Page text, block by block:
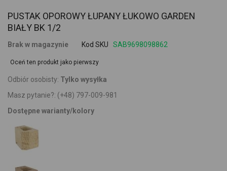
PUSTAK OPOROWY ŁUPANY ŁUKOWO GARDEN
BIAŁY BK 1/2
Brak w magazynie Kod SKU SAB9698098862
Oceń ten produkt jako pierwszy
Odbiór osobisty: Tylko wysyłka
Masz pytanie?: (+48) 797-009-981
Dostępne warianty/kolory